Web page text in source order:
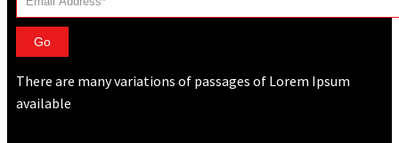
Go
There are many variations of passages of Lorem Ipsum
available